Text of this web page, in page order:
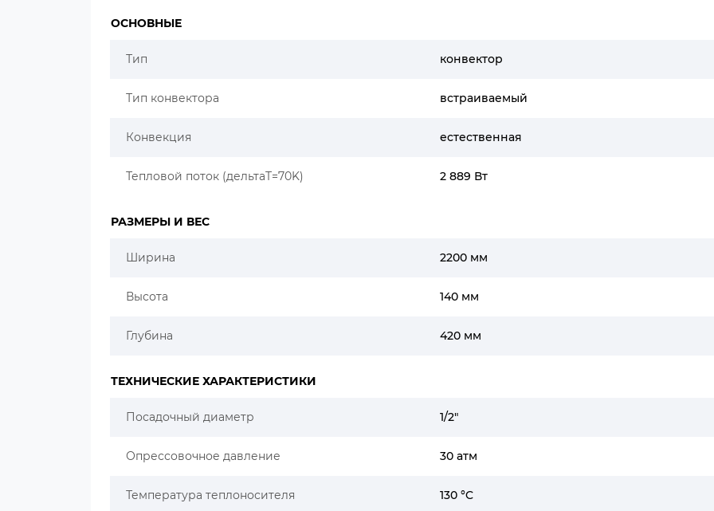
ОСНОВНЫЕ
Тип конвектор
Тип конвектора встраиваемый
Конвекция естественная
Тепловой поток (дельтаT=70K) 2 889 Вт
РАЗМЕРЫ И ВЕС
Ширина 2200 мм
Высота 140 мм
Глубина 420 мм
ТЕХНИЧЕСКИЕ ХАРАКТЕРИСТИКИ
Посадочный диаметр 1/2"
Опрессовочное давление 30 атм
Температура теплоносителя 130 °C